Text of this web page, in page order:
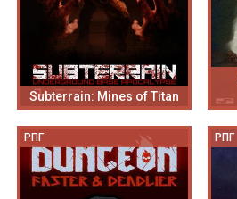
Subterrain: Mines of Titan
РПГ РПГ